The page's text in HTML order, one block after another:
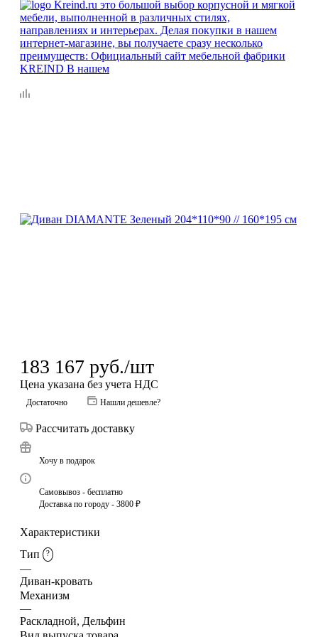
183 167 руб./шт
Цена указана без учета НДС
Достаточно Нашли дешевле?
Рассчитать доставку
Хочу в подарок
Самовывоз - бесплатно
Доставка по городу - 3800 ₽
Характеристики
Тип
?
—
Диван-кровать
Механизм
—
Раскладной, Дельфин